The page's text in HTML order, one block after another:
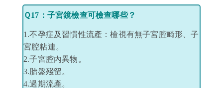
Ｑ17：子宮鏡檢查可檢查哪些？
1.不孕症及習慣性流產：檢視有無子宮腔畸形、子
宮腔粘連。
2.子宮腔內異物。
3.胎盤殘留。
4.過期流產。